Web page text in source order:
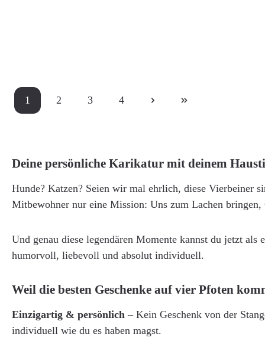
Seite
1
Seite
2
Seite
3
Seite
4
Deine persönliche Karikatur mit deinem
Hunde? Katzen? Seien wir mal ehrlich, diese Vierbeiner
Mitbewohner nur eine Mission: Uns zum Lachen bringen,
Und genau diese legendären Momente kannst du jetzt
humorvoll, liebevoll und absolut individuell.
Weil die besten Geschenke auf vier Pfoten
Einzigartig & persönlich – Kein Geschenk von der
individuell wie du es haben magst.